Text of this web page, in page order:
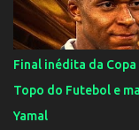
Final inédita da
Topo do Futebol e
Yamal